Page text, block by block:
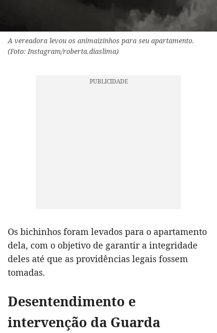
A vereadora levou os animaizinhos para seu apartamento.
(Foto: Instagram/roberta.diaslima)
Os bichinhos foram levados para o apartamento
dela, com o objetivo de garantir a integridade
deles até que as providências legais fossem
tomadas.
Desentendimento e
intervenção da Guarda